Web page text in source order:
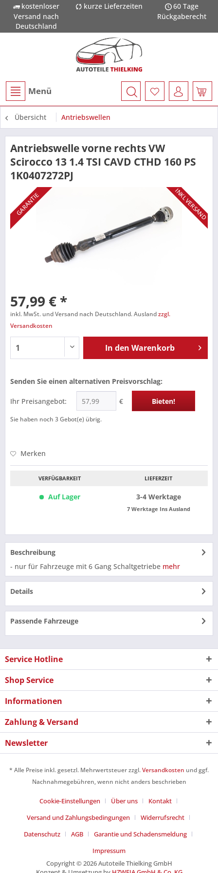
kostenloser
Versand nach
Deutschland
kurze Lieferzeiten
60 Tage
Rückgaberecht
Menü
Übersicht Antriebswellen
Antriebswelle vorne rechts VW
Scirocco 13 1.4 TSI CAVD CTHD 160 PS
1K0407272PJ
GARANTIE INKL VERSAND
57,99 € *
inkl. MwSt. und Versand nach Deutschland. Auslandzzgl.
Versandkosten
In den Warenkorb
Senden Sie einen alternativen Preisvorschlag:
Ihr Preisangebot: € Bieten!
Sie haben noch 3Gebot(e) übrig.
Merken
VERFÜGBARKEIT
Auf Lager
LIEFERZEIT
3-4 Werktage
7 Werktage Ins Ausland
Beschreibung
- nur für Fahrzeuge mit 6 Gang Schaltgetriebe mehr
Details
Passende Fahrzeuge
Service Hotline
Shop Service
Informationen
Zahlung & Versand
Newsletter
* Alle Preise inkl. gesetzl. Mehrwertsteuer zzgl.Versandkosten und ggf.
Nachnahmegebühren, wenn nicht anders beschrieben
Cookie-Einstellungen Über uns
Kontakt
Versand und Zahlungsbedingungen
Widerrufsrecht
Datenschutz
AGB
Garantie und Schadensmeldung
Impressum
Copyright © 2026 Autoteile Thielking GmbH